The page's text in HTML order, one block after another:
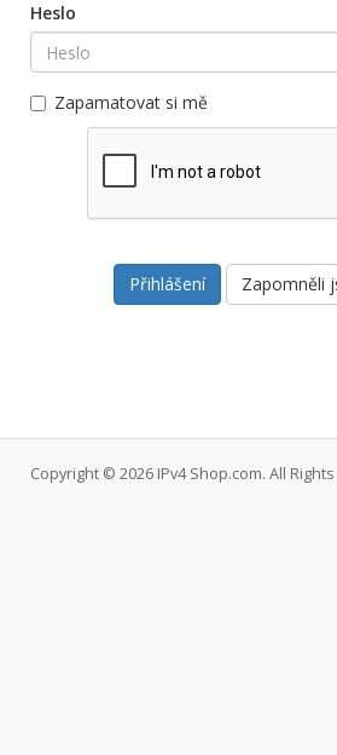
Heslo
Zapamatovat si mě
Zapomněli
Copyright © 2026 IPv4 Shop.com. All